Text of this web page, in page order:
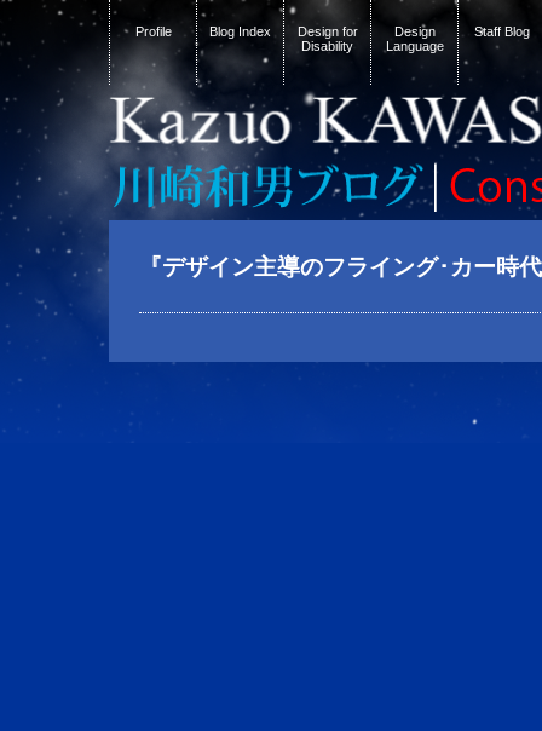
Profile Blog Index
Design for
Disability
Design
Language
Staff Blog
『デザイン主導のフライング･カー時